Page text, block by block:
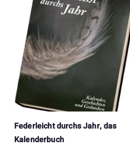
Federleicht durchs Jahr, das
Kalenderbuch